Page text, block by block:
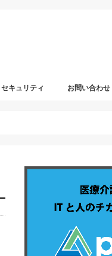
セキュリティ お問い合わせ